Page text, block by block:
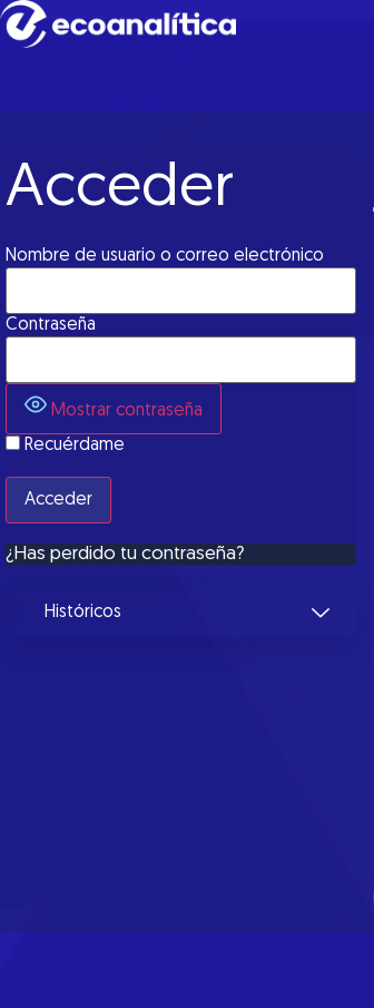
Acceder
Nombre de usuario o correo electrónico
Contraseña
Mostrar contraseña
Recuérdame
¿Has perdido tu contraseña?
Históricos